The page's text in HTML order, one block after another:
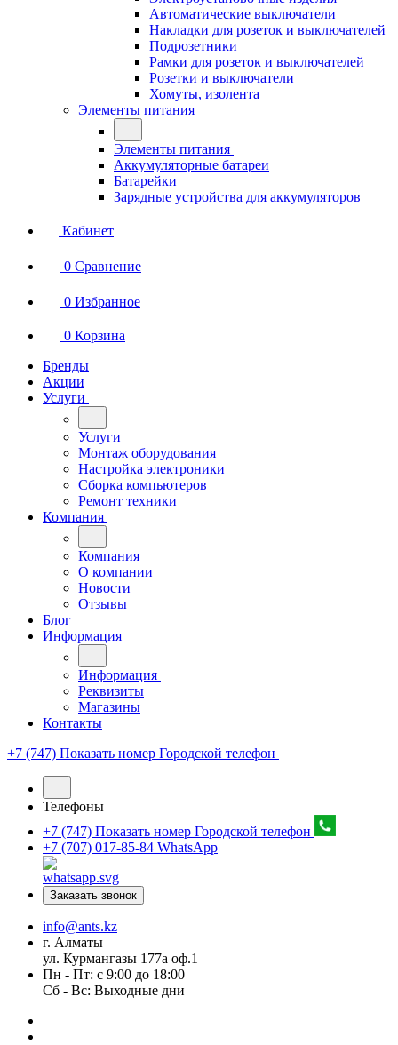
Автоматические выключатели
Накладки для розеток и выключателей
Подрозетники
Рамки для розеток и выключателей
Розетки и выключатели
Хомуты, изолента
Элементы питания
Элементы питания
Аккумуляторные батареи
Батарейки
Зарядные устройства для аккумуляторов
Кабинет
0 Сравнение
0 Избранное
0 Корзина
Бренды
Акции
Услуги
Услуги
Монтаж оборудования
Настройка электроники
Сборка компьютеров
Ремонт техники
Компания
Компания
О компании
Новости
Отзывы
Блог
Информация
Информация
Реквизиты
Магазины
Контакты
+7 (747) Показать номер Городской телефон
Телефоны
+7 (747) Показать номер Городской телефон
+7 (707) 017-85-84 WhatsApp
Заказать звонок
info@ants.kz
г. Алматы
ул. Курмангазы 177а оф.1
Пн - Пт: с 9:00 до 18:00
Сб - Вс: Выходные дни